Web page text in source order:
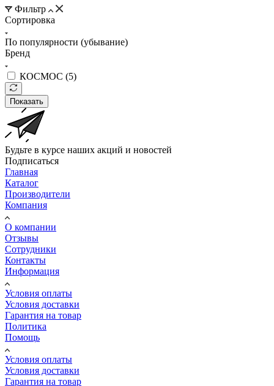
Фильтр
Сортировка
По популярности (убывание)
Бренд
КОСМОС (5)
Показать
Будьте в курсе наших акций и новостей
Подписаться
Главная
Каталог
Производители
Компания
О компании
Отзывы
Сотрудники
Контакты
Информация
Условия оплаты
Условия доставки
Гарантия на товар
Политика
Помощь
Условия оплаты
Условия доставки
Гарантия на товар